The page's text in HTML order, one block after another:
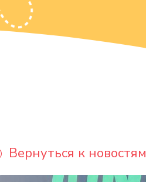
Вернуться к новостям